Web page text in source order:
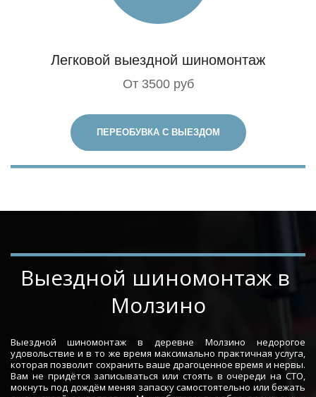
Легковой выездной шиномонтаж
От 3500 руб
ПЕРЕОБУВКА С ВЫЕЗДОМ
­­­­Выездной шиномонтаж в
Молзино
Выездной шиномонтаж в деревне Молзино недорогое
удовольствие и в то же время максимально практичная услуга,
которая позволит сохранить ваше драгоценное время и нервы.
Вам не придётся записываться или стоять в очереди на СТО,
мокнуть под дождём меняя запаску самостоятельно или бежать